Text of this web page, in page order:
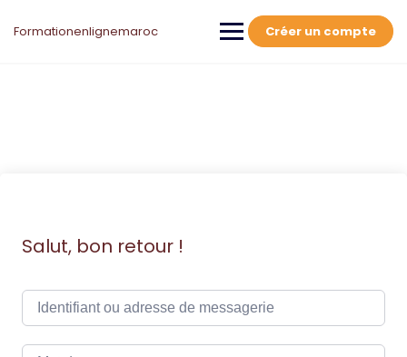
Formationenlignemaroc Créer un compte
Salut, bon retour !